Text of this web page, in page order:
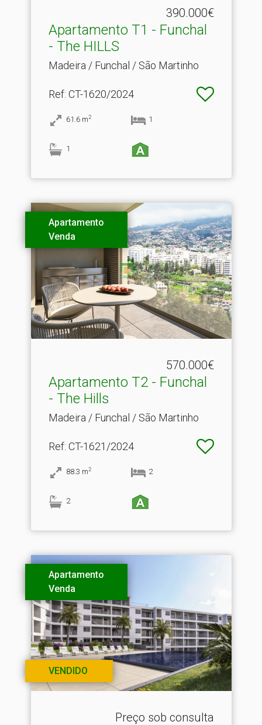
390.000€
Apartamento T1 - Funchal
- The HILLS
Madeira / Funchal / São Martinho
Ref: CT-1620/2024
61.6 m2 1
1
Apartamento
Venda
570.000€
Apartamento T2 - Funchal
- The Hills
Madeira / Funchal / São Martinho
Ref: CT-1621/2024
88.3 m2 2
2
Apartamento
Venda
VENDIDO
Preço sob consulta